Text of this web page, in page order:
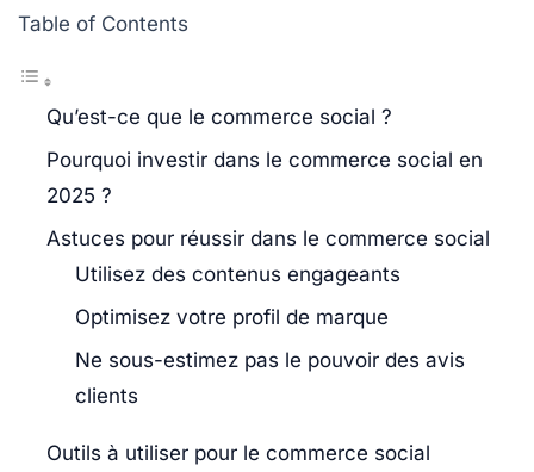
Table of Contents
Qu’est-ce que le commerce social ?
Pourquoi investir dans le commerce social en
2025 ?
Astuces pour réussir dans le commerce social
Utilisez des contenus engageants
Optimisez votre profil de marque
Ne sous-estimez pas le pouvoir des avis
clients
Outils à utiliser pour le commerce social